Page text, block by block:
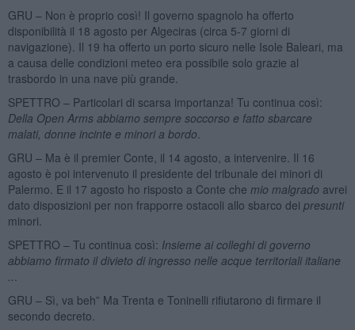
GRU – Non è proprio così! Il governo spagnolo ha offerto
disponibilità il 18 agosto per Algeciras (circa 5-7 giorni di
navigazione). Il 19 ha offerto un porto sicuro nelle Isole Baleari, ma
a causa delle condizioni meteo era possibile solo grazie al
trasbordo in una nave più grande.
SPETTRO – Particolari di scarsa importanza! Tu continua così:
Della Open Arms abbiamo sempre soccorso e fatto sbarcare
malati, donne incinte e minori a bordo
GRU – Ma è il premier Conte, il 14 agosto, a intervenire. Il 16
agosto è poi intervenuto il presidente del tribunale dei minori di
Palermo. E il 17 agosto ho risposto a Conte che mio malgrado avrei
dato disposizioni per non frapporre ostacoli allo sbarco dei presunti
minori.
SPETTRO – Tu continua così: Insieme ai colleghi di governo
abbiamo firmato il divieto di ingresso nelle acque territoriali italiane
GRU – Sì, va beh” Ma Trenta e Toninelli rifiutarono di firmare il
secondo decreto.